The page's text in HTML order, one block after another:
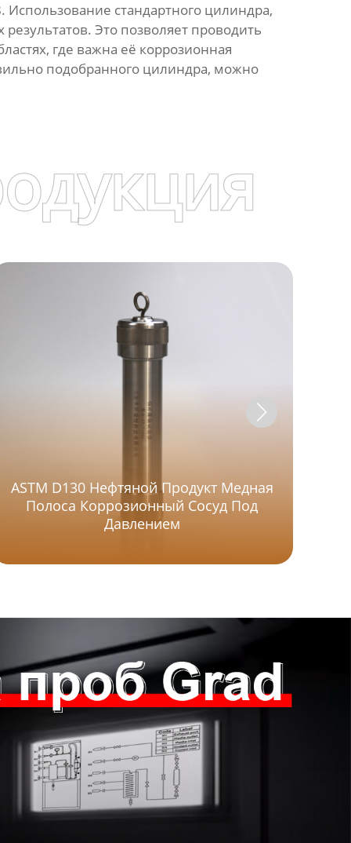
стандартного цилиндра,
Это позволяет проводить
где важна её коррозионная
подобранного цилиндра, можно
ASTM D130 Нефтяной Продукт Медная
Полоса Коррозионный Сосуд Под
Давлением